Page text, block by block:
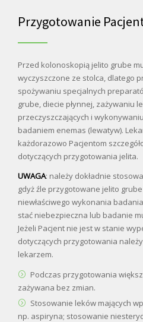
Przygotowanie
Przed kolonoskopią jelito grube
wyczyszczone ze stolca, dlatego
spożywaniu specjalnych
grube, diecie płynnej, zażywaniu
przeczyszczających i
badaniem enemas (lewatyw).
każdorazowo Pacjentom
dotyczących przygotowania jelita.
UWAGA: należy dokładnie
gdyż źle przygotowane jelito
niewłaściwego wykonania
stać niebezpieczna lub badanie
Jeżeli Pacjent nie jest w stanie
dotyczących przygotowania
lekarzem.
Podczas przygotowania
zażywana bez zmian.
Stosowanie leków mających
np. aspiryna; stosowanie